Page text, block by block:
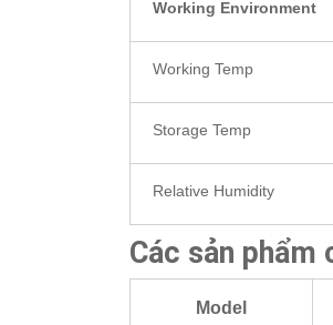
Working Environment
Working Temp
Storage Temp
Relative Humidity
Các sản phẩm
Model